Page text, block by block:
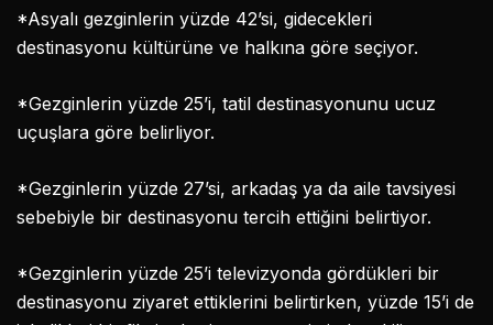
*Asyalı gezginlerin yüzde 42’si, gidecekleri
destinasyonu kültürüne ve halkına göre seçiyor.
*Gezginlerin yüzde 25’i, tatil destinasyonunu ucuz
uçuşlara göre belirliyor.
*Gezginlerin yüzde 27’si, arkadaş ya da aile tavsiyesi
sebebiyle bir destinasyonu tercih ettiğini belirtiyor.
*Gezginlerin yüzde 25’i televizyonda gördükleri bir
destinasyonu ziyaret ettiklerini belirtirken, yüzde 15’i de